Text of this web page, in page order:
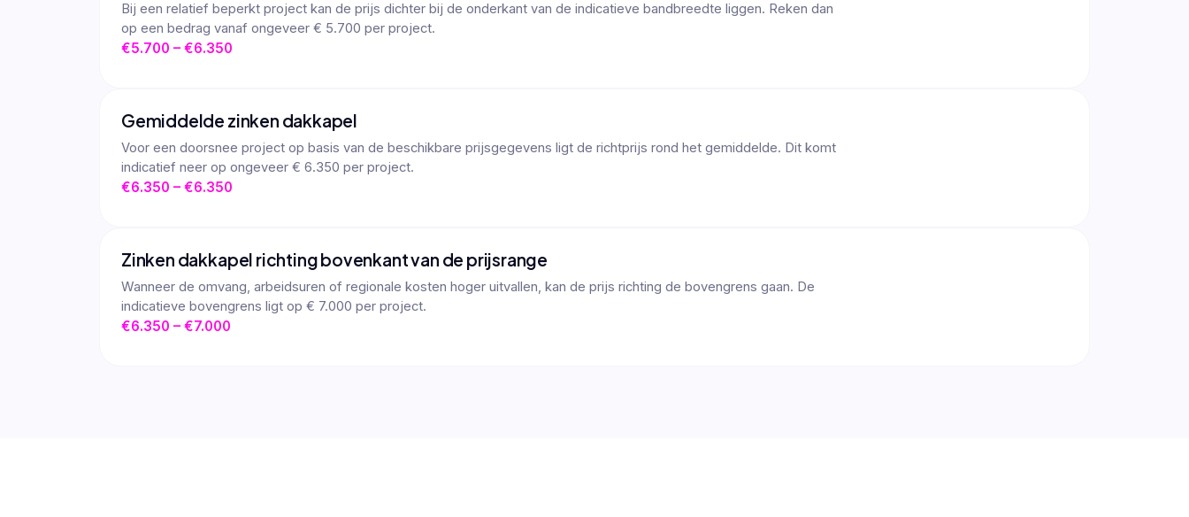
Bij een relatief beperkt project kan de prijs dichter bij de onderkant van de indicatieve bandbreedte liggen. Reken dan
op een bedrag vanaf ongeveer € 5.700 per project.
€5.700 – €6.350
Gemiddelde zinken dakkapel
Voor een doorsnee project op basis van de beschikbare prijsgegevens ligt de richtprijs rond het gemiddelde. Dit komt
indicatief neer op ongeveer € 6.350 per project.
€6.350 – €6.350
Zinken dakkapel richting bovenkant van de prijsrange
Wanneer de omvang, arbeidsuren of regionale kosten hoger uitvallen, kan de prijs richting de bovengrens gaan. De
indicatieve bovengrens ligt op € 7.000 per project.
€6.350 – €7.000